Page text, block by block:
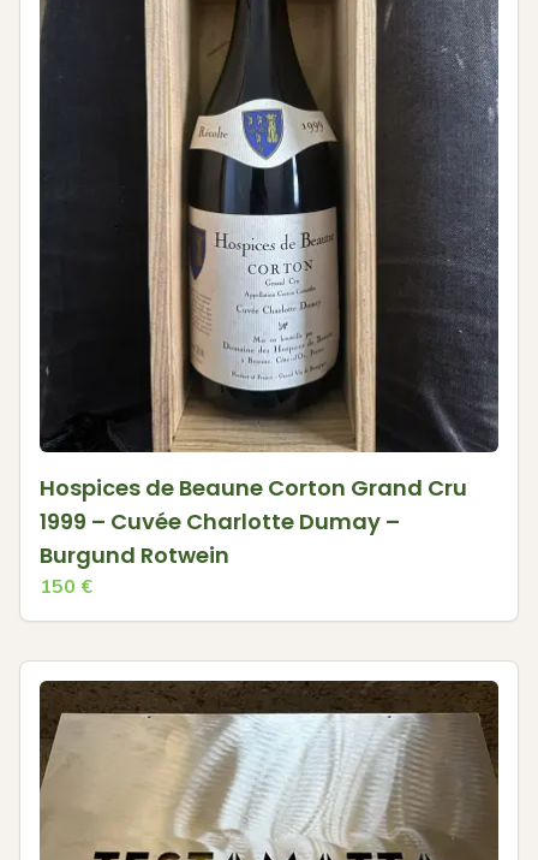
Hospices de Beaune Corton Grand Cru
1999 – Cuvée Charlotte Dumay –
Burgund Rotwein
150 €